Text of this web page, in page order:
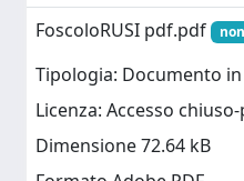
FoscoloRUSI pdf.pdf
Tipologia: Documento
Licenza: Accesso
Dimensione 72.64 kB